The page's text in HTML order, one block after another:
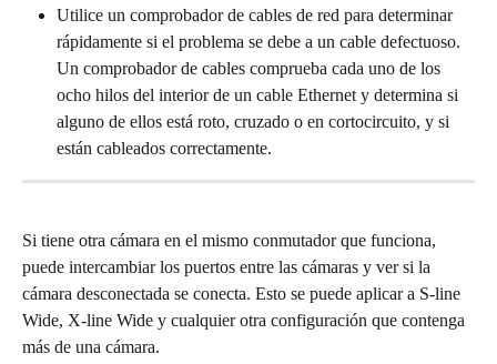
Utilice un comprobador de cables de red para determinar
rápidamente si el problema se debe a un cable defectuoso.
Un comprobador de cables comprueba cada uno de los
ocho hilos del interior de un cable Ethernet y determina si
alguno de ellos está roto, cruzado o en cortocircuito, y si
están cableados correctamente.
Si tiene otra cámara en el mismo conmutador que funciona,
puede intercambiar los puertos entre las cámaras y ver si la
cámara desconectada se conecta. Esto se puede aplicar a S-line
Wide, X-line Wide y cualquier otra configuración que contenga
más de una cámara.